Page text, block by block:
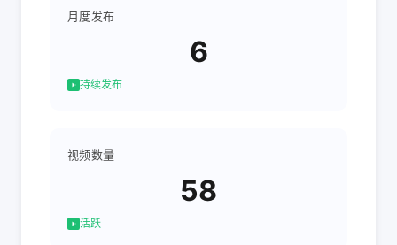
月度发布
6
持续发布
视频数量
58
活跃